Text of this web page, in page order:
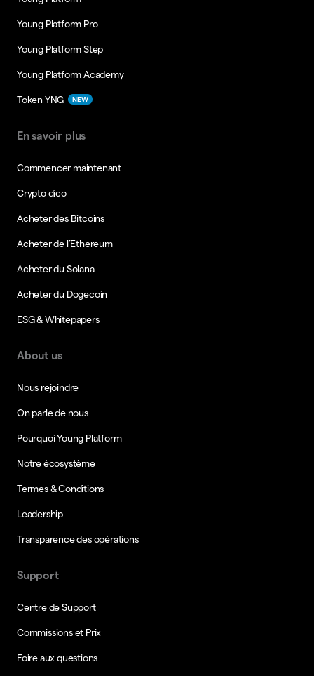
Young Platform Pro
Young Platform Step
Young Platform Academy
Token YNG NEW
En savoir plus
Commencer maintenant
Crypto dico
Acheter des Bitcoins
Acheter de l’Ethereum
Acheter du Solana
Acheter du Dogecoin
ESG & Whitepapers
About us
Nous rejoindre
On parle de nous
Pourquoi Young Platform
Notre écosystème
Termes & Conditions
Leadership
Transparence des opérations
Support
Centre de Support
Commissions et Prix
Foire aux questions